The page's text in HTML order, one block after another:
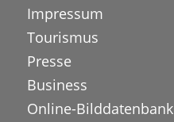
Impressum
Tourismus
Presse
Business
Online-Bilddatenbank